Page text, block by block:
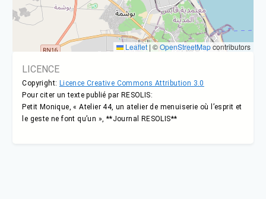
Leaflet | ©OpenStreetMapcontributors
LICENCE
Copyright: Licence Creative Commons Attribution 3.0
Pour citer un texte publié par RESOLIS:
Petit Monique, « Atelier 44, un atelier de menuiserie où l’esprit et
le geste ne font qu’un », **Journal RESOLIS**